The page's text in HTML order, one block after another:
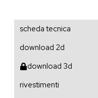
scheda tecnica
download 2d
download 3d
rivestimenti